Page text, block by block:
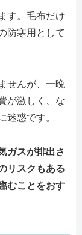
す。毛布だけ
防寒用として
せんが、一晩
が激しく、な
迷惑です。
ガスが排出さ
リスクもある
むことをおす